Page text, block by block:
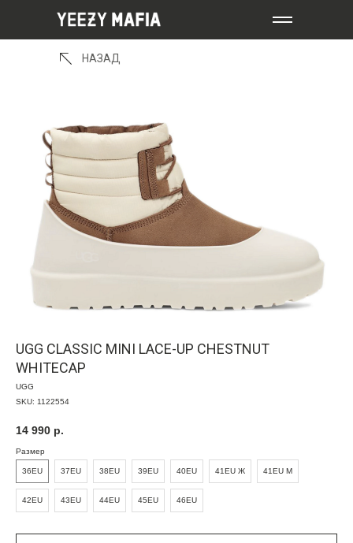
НАЗАД
UGG CLASSIC MINI LACE-UP CHESTNUT
WHITECAP
UGG
SKU: 1122554
14 990 р.
Размер
36EU 37EU 38EU 39EU 40EU 41EU Ж 41EU М
42EU 43EU 44EU 45EU 46EU